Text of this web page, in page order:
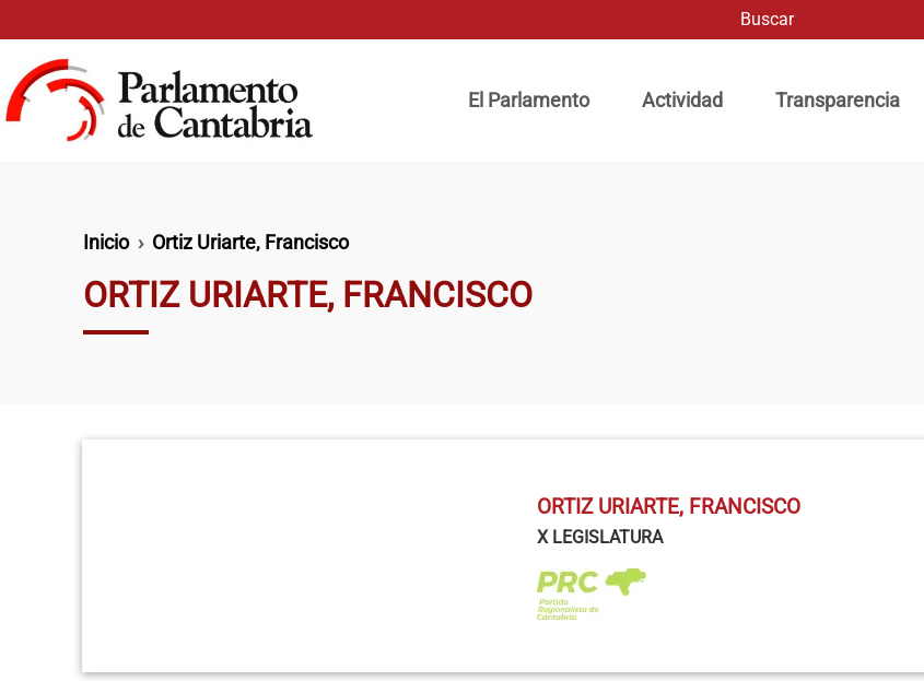
El Parlamento
Actividad Transparencia
Ruta de navegación
Inicio Ortiz Uriarte, Francisco
ORTIZ URIARTE, FRANCISCO
ORTIZ URIARTE, FRANCISCO
X LEGISLATURA